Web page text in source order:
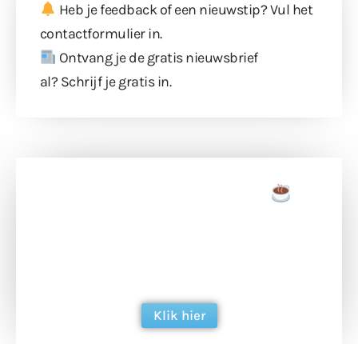
Heb je feedback of een nieuwstip? Vul het
contactformulierin.
Ontvang je de gratis nieuwsbrief
al? Schrijf je gratis in.
Klik hier